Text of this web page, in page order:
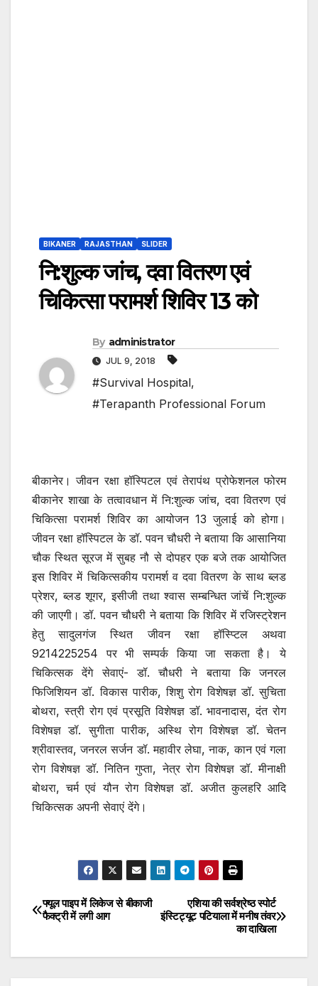
BIKANER RAJASTHAN SLIDER
नि:शुल्क जांच, दवा वितरण एवं
चिकित्सा परामर्श शिविर 13 को
By administrator
JUL 9, 2018
#Survival Hospital,
#Terapanth Professional Forum
बीकानेर। जीवन रक्षा हॉस्पिटल एवं तेरापंथ प्रोफेशनल फोरम
बीकानेर शाखा के तत्वावधान में नि:शुल्क जांच, दवा वितरण एवं
चिकित्सा परामर्श शिविर का आयोजन 13 जुलाई को होगा।
जीवन रक्षा हॉस्पिटल के डॉ. पवन चौधरी ने बताया कि आसानिया
चौक स्थित सूरज में सुबह नौ से दोपहर एक बजे तक आयोजित
इस शिविर में चिकित्सकीय परामर्श व दवा वितरण के साथ ब्लड
प्रेशर, ब्लड शूगर, इसीजी तथा श्वास सम्बन्धित जांचें नि:शुल्क
की जाएगी। डॉ. पवन चौधरी ने बताया कि शिविर में रजिस्ट्रेशन
हेतु सादुलगंज स्थित जीवन रक्षा हॉस्प्टिल अथवा
9214225254 पर भी सम्पर्क किया जा सकता है। ये
चिकित्सक देंगे सेवाएं- डॉ. चौधरी ने बताया कि जनरल
फिजिशियन डॉ. विकास पारीक, शिशु रोग विशेषज्ञ डॉ. सुचिता
बोथरा, स्त्री रोग एवं प्रसूति विशेषज्ञ डॉ. भावनादास, दंत रोग
विशेषज्ञ डॉ. सुगीता पारीक, अस्थि रोग विशेषज्ञ डॉ. चेतन
श्रीवास्तव, जनरल सर्जन डॉ. महावीर लेघा, नाक, कान एवं गला
रोग विशेषज्ञ डॉ. नितिन गुप्ता, नेत्र रोग विशेषज्ञ डॉ. मीनाक्षी
बोथरा, चर्म एवं यौन रोग विशेषज्ञ डॉ. अजीत कुलहरि आदि
चिकित्सक अपनी सेवाएं देंगे।
Post
एशिया की सर्वश्रेष्ठ स्पोर्ट
इंस्टिट्यूट पटियाला में मनीष तंवर
का दाखिला
फ्यूल पाइप में लिकेज से बीकाजी
फैक्ट्री में लगी आग